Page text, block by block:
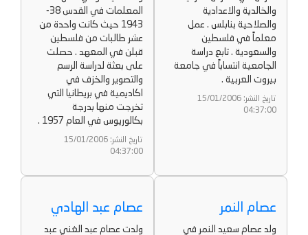
والخالدية والاعدادية
والصلاحية بنابلس . عمل
معلماً في فلسطين
والسعودية . تابع دراسة
الجامعية انتساباً في جامعة
بيروت العربية .
تاريخ النشر: 15/01/2006
04:37:00
المعلمات في القدس 38-
1943 حيث كانت واحدة من
عشر طالبات من فلسطين
قبلن في المعهد . حصلت
على بعثة لدراسة الرسم
والتصوير والخزف في
اكاديمية في بريطانيا التي
تخرجت منها بدرجة
بكالوريوس في العام 1957 .
تاريخ النشر: 15/01/2006
04:37:00
عصام النمر
ولد عصام سعيد النمر في
عصام عبد الهادي
ولدت عصام عبد الغني عبد